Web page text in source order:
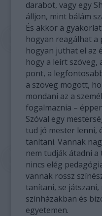
darabot, vagy egy
álljon, mint bálám
És akkor a
hogyan reagálhat a
hogyan juthat el az
hogy a leírt szöveg,
pont, a
a szöveg mögött,
mondani az a
fogalmaznia –
Szóval egy
tud jó mester lenni,
tanítani. Vannak
nem tudják átadni
nincs elég
vannak rossz
tanítani, se
színházakban és
egyetemen.